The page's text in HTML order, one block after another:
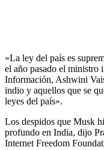
«La ley del país es
el año pasado el ministro
Información, Ashwini
indio y aquellos que se
leyes del país».
Los despidos que Musk
profundo en India, dijo
Internet Freedom